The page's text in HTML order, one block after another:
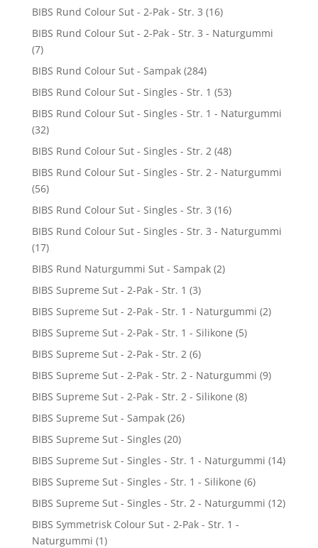
BIBS Rund Colour Sut - 2-Pak - Str. 3 (16)
BIBS Rund Colour Sut - 2-Pak - Str. 3 - Naturgummi
(7)
BIBS Rund Colour Sut - Sampak (284)
BIBS Rund Colour Sut - Singles - Str. 1 (53)
BIBS Rund Colour Sut - Singles - Str. 1 - Naturgummi
(32)
BIBS Rund Colour Sut - Singles - Str. 2 (48)
BIBS Rund Colour Sut - Singles - Str. 2 - Naturgummi
(56)
BIBS Rund Colour Sut - Singles - Str. 3 (16)
BIBS Rund Colour Sut - Singles - Str. 3 - Naturgummi
(17)
BIBS Rund Naturgummi Sut - Sampak (2)
BIBS Supreme Sut - 2-Pak - Str. 1 (3)
BIBS Supreme Sut - 2-Pak - Str. 1 - Naturgummi (2)
BIBS Supreme Sut - 2-Pak - Str. 1 - Silikone (5)
BIBS Supreme Sut - 2-Pak - Str. 2 (6)
BIBS Supreme Sut - 2-Pak - Str. 2 - Naturgummi (9)
BIBS Supreme Sut - 2-Pak - Str. 2 - Silikone (8)
BIBS Supreme Sut - Sampak (26)
BIBS Supreme Sut - Singles (20)
BIBS Supreme Sut - Singles - Str. 1 - Naturgummi (14)
BIBS Supreme Sut - Singles - Str. 1 - Silikone (6)
BIBS Supreme Sut - Singles - Str. 2 - Naturgummi (12)
BIBS Symmetrisk Colour Sut - 2-Pak - Str. 1 -
Naturgummi (1)